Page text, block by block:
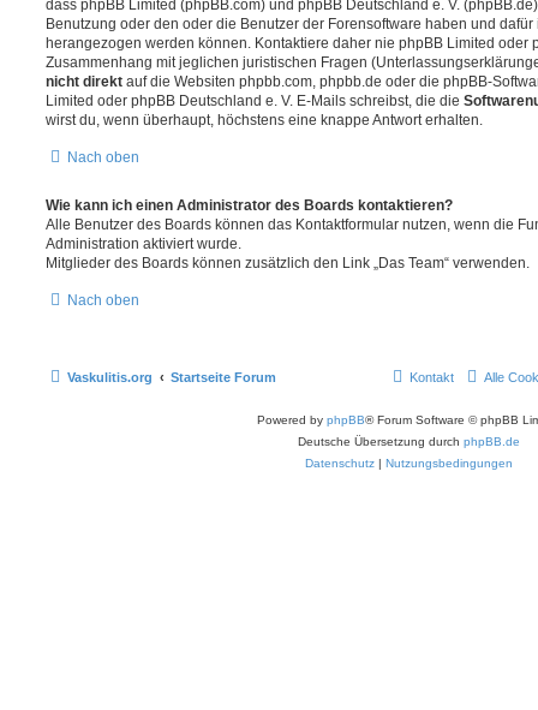
dass phpBB Limited (phpBB.com) und phpBB Deutschland e. V.
Benutzung oder den oder die Benutzer der Forensoftware haben und
herangezogen werden können. Kontaktiere daher nie phpBB Limited oder
Zusammenhang mit jeglichen juristischen Fragen
nicht direkt auf die Websiten phpbb.com, phpbb.de oder die phpBB-
Limited oder phpBB Deutschland e. V. E-Mails schreibst, die die
wirst du, wenn überhaupt, höchstens eine knappe Antwort erhalten.
Nach oben
Wie kann ich einen Administrator des Boards kontaktieren?
Alle Benutzer des Boards können das Kontaktformular nutzen, wenn die
Administration aktiviert wurde.
Mitglieder des Boards können zusätzlich den Link „Das Team“ verwenden.
Nach oben
Vaskulitis.org Startseite Forum Alle
Kontakt
Powered by phpBB® Forum Software © phpBB
Deutsche Übersetzung durch phpBB.de
Datenschutz | Nutzungsbedingungen